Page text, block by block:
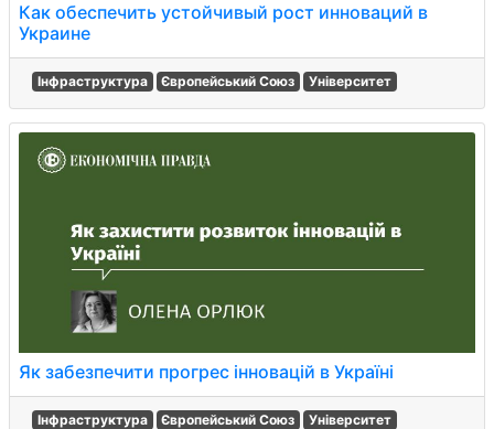
Как обеспечить устойчивый рост инноваций в
Украине
Інфраструктура Європейський Союз Університет
Як забезпечити прогрес інновацій в Україні
Інфраструктура Європейський Союз Університет